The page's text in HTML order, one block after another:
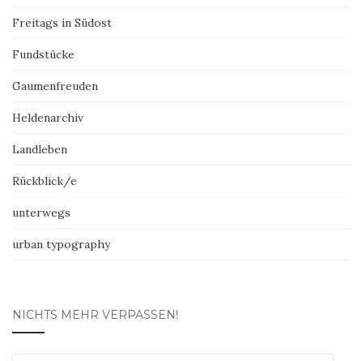
Freitags in Südost
Fundstücke
Gaumenfreuden
Heldenarchiv
Landleben
Rückblick/e
unterwegs
urban typography
NICHTS MEHR VERPASSEN!